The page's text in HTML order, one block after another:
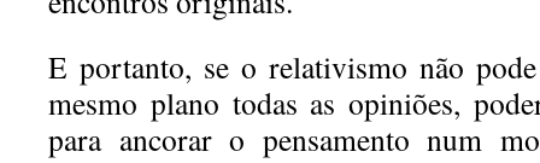
E portanto, se o relativismo não
mesmo plano todas as opiniões,
para ancorar o pensamento num